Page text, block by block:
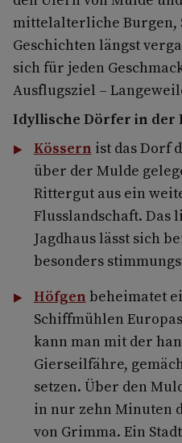
mittelalterliche Burgen,
Geschichten längst
sich für jeden
Ausflugsziel –
Idyllische Dörfer in der
Kössern ist das Dorf
über der Mulde
Rittergut aus ein
Flusslandschaft.
Jagdhaus lässt sich
besonders
Höfgen beheimatet
Schiffmühlen
kann man mit der
Gierseilfähre,
setzen. Über den
in nur zehn Minuten
von Grimma. Ein